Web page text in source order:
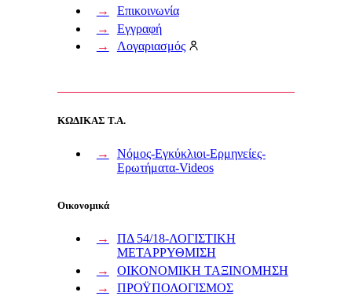
Επικοινωνία
Εγγραφή
Λογαριασμός
ΚΩΔΙΚΑΣ Τ.Α.
Νόμος-Εγκύκλιοι-Ερμηνείες-
Ερωτήματα-Videos
Οικονομικά
ΠΔ 54/18-ΛΟΓΙΣΤΙΚΗ
ΜΕΤΑΡΡΥΘΜΙΣΗ
ΟΙΚΟΝΟΜΙΚΗ ΤΑΞΙΝΟΜΗΣΗ
ΠΡΟΫΠΟΛΟΓΙΣΜΟΣ